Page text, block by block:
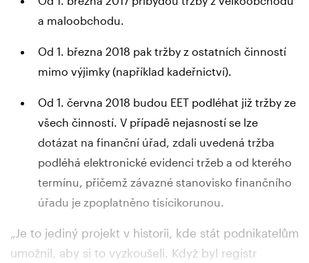
a maloobchodu.
Od 1. března 2018 pak tržby z ostatních činností
mimo výjimky (například kadeřnictví).
Od 1. června 2018 budou EET podléhat již tržby ze
všech činností. V případě nejasností se lze
dotázat na finanční úřad, zdali uvedená tržba
podléhá elektronické evidenci tržeb a od kterého
termínu, přičemž závazné stanovisko finančního
úřadu je zpoplatněno tisícikorunou.
„Je to jediný projekt v historii, kde stát podnikatelům
umožnil, aby si to vyzkoušeli. Když byl registr